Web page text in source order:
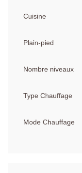
Cuisine
Plain-pied
Nombre niveaux
Type Chauffage
Mode Chauffage